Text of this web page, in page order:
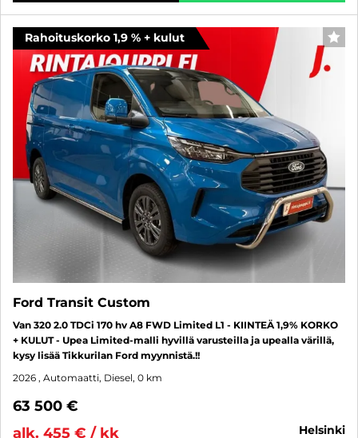
Rahoituskorko 1,9 % + kulut
Ford Transit Custom
Van 320 2.0 TDCi 170 hv A8 FWD Limited L1 - KIINTEÄ 1,9% KORKO
+ KULUT - Upea Limited-malli hyvillä varusteilla ja upealla värillä,
kysy lisää Tikkurilan Ford myynnistä.!!
2026 , Automaatti, Diesel, 0 km
63 500 €
alk. 455 € / kk
helsinki